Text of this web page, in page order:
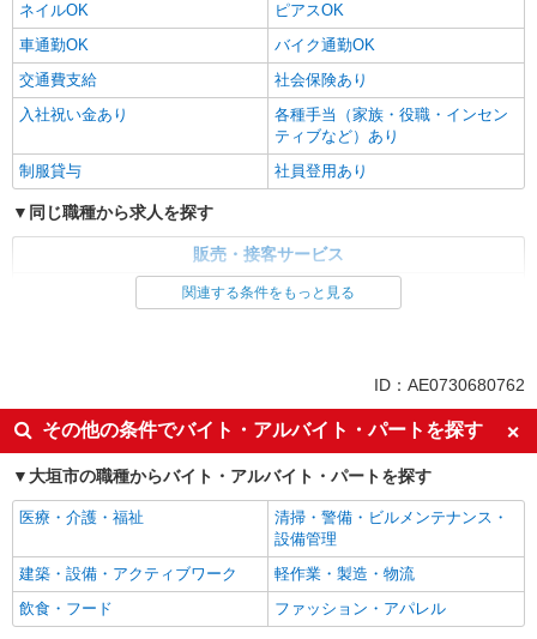
ネイルOK
ピアスOK
車通勤OK
バイク通勤OK
交通費支給
社会保険あり
入社祝い金あり
各種手当（家族・役職・インセン
ティブなど）あり
制服貸与
社員登用あり
同じ職種から求人を探す
販売・接客サービス
英語が活かせる
ボーナス・賞与あり
日払い
車通勤OK
交通費支給
社会保険あり
社員登用あり
関連する条件をもっと見る
ID：AE0730680762
その他の条件でバイト・アルバイト・パートを探す
大垣市の職種からバイト・アルバイト・パートを探す
医療・介護・福祉
清掃・警備・ビルメンテナンス・
設備管理
建築・設備・アクティブワーク
軽作業・製造・物流
飲食・フード
ファッション・アパレル